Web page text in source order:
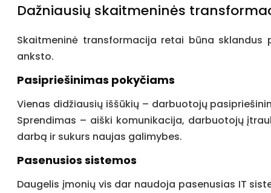
Dažniausių skaitmeninės
Skaitmeninė transformacija retai būna
anksto.
Pasipriešinimas pokyčiams
Vienas didžiausių iššūkių – darbuotojų
Sprendimas – aiški komunikacija, darbuotojų
darbą ir sukurs naujas galimybes.
Pasenusios sistemos
Daugelis įmonių vis dar naudoja pasenusias IT